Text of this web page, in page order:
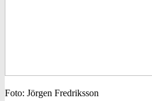
Foto: Jörgen Fredriksson